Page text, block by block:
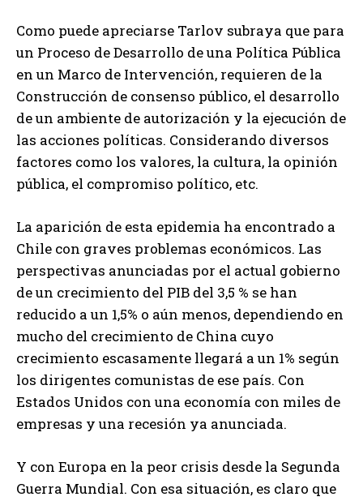
Como puede apreciarse Tarlov subraya que para
un Proceso de Desarrollo de una Política Pública
en un Marco de Intervención, requieren de la
Construcción de consenso público, el desarrollo
de un ambiente de autorización y la ejecución de
las acciones políticas. Considerando diversos
factores como los valores, la cultura, la opinión
pública, el compromiso político, etc.
La aparición de esta epidemia ha encontrado a
Chile con graves problemas económicos. Las
perspectivas anunciadas por el actual gobierno
de un crecimiento del PIB del 3,5 % se han
reducido a un 1,5% o aún menos, dependiendo en
mucho del crecimiento de China cuyo
crecimiento escasamente llegará a un 1% según
los dirigentes comunistas de ese país. Con
Estados Unidos con una economía con miles de
empresas y una recesión ya anunciada.
Y con Europa en la peor crisis desde la Segunda
Guerra Mundial. Con esa situación, es claro que